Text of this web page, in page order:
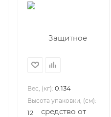
Вес, (кг): 0.134
Высота упаковки, (см):
12